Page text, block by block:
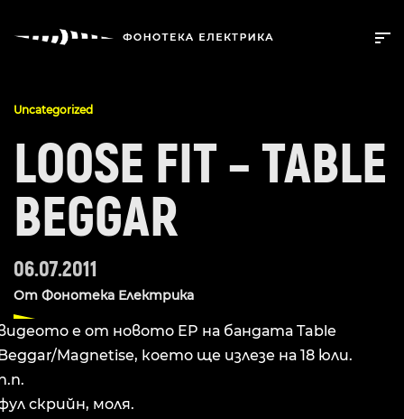
Uncategorized
LOOSE FIT – TABLE
BEGGAR
06.07.2011
От Фонотека Електрика
е от новото EP на бандата Table
Magnetise, което ще излезе на 18 юли.
скрийн, моля.